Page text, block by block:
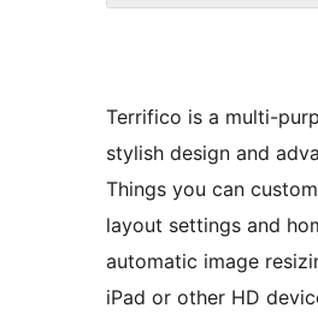
Terrifico is a multi-
stylish design and
Things you can
layout settings and
automatic image
iPad or other HD